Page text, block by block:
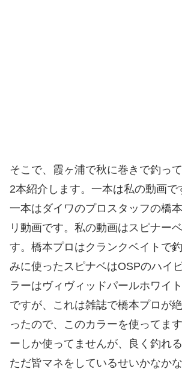
そこで、霞ヶ浦で秋に巻きで釣っ
2本紹介します。一本は私の動画で
一本はダイワのプロスタッフの橋
リ動画です。私の動画はスピナー
す。橋本プロはクランクベイトで
みに使ったスピナベはOSPのハイ
ラーはヴィヴィッドパールホワイ
ですが、これは雑誌で橋本プロが
ったので、このカラーを使ってま
ーしか使ってませんが、良く釣れ
ただ皆マネをしているせいかなか